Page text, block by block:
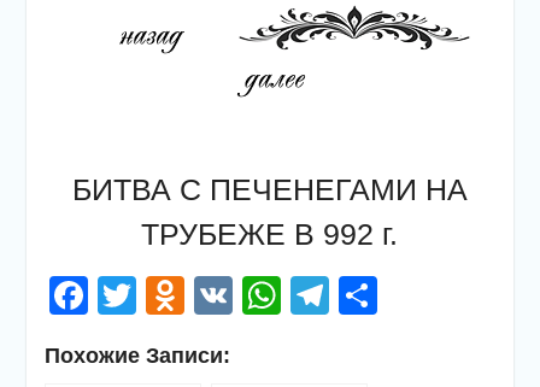
БИТВА С ПЕЧЕНЕГАМИ НА
ТРУБЕЖЕ В 992 г.
Facebook
Twitter
Odnoklassniki
VKWhatsApp
Telegram
Похожие Записи: